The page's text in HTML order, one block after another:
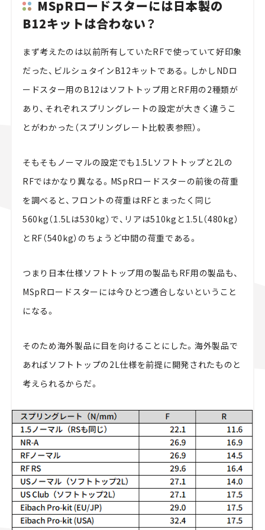
MSpRロードスターには日本製の
B12キットは合わない？
まず考えたのは以前所有していたRFで使っていて好印象
だった、ビルシュタインB12キットである。しかしNDロ
ードスター用のB12はソフトトップ用とRF用の2種類が
あり、それぞれスプリングレートの設定が大きく違うこ
とがわかった（スプリングレート比較表参照）。
そもそもノーマルの設定でも1.5Lソフトトップと2Lの
RFではかなり異なる。MSpRロードスターの前後の荷重
を調べると、フロントの荷重はRFとまったく同じ
560kg（1.5Lは530kg）で、リアは510kgと1.5L（480kg）
とRF（540kg）のちょうど中間の荷重である。
つまり日本仕様ソフトトップ用の製品もRF用の製品も、
MSpRロードスターには今ひとつ適合しないということ
になる。
そのため海外製品に目を向けることにした。海外製品で
あればソフトトップの2L仕様を前提に開発されたものと
考えられるからだ。